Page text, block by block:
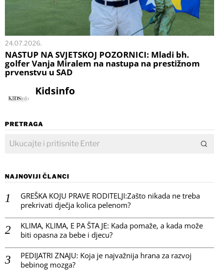
24.07.2026.
NASTUP NA SVJETSKOJ POZORNICI: Mladi bh.
golfer Vanja Miralem na nastupa na prestižnom
prvenstvu u SAD
Kidsinfo
PRETRAGA
NAJNOVIJI ČLANCI
GREŠKA KOJU PRAVE RODITELJI:Zašto nikada ne treba
prekrivati dječja kolica pelenom?
KLIMA, KLIMA, E PA ŠTA JE: Kada pomaže, a kada može
biti opasna za bebe i djecu?
PEDIJATRI ZNAJU: Koja je najvažnija hrana za razvoj
bebinog mozga?